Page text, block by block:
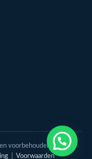
appje
voorbehouden. |
| Voorwaarden